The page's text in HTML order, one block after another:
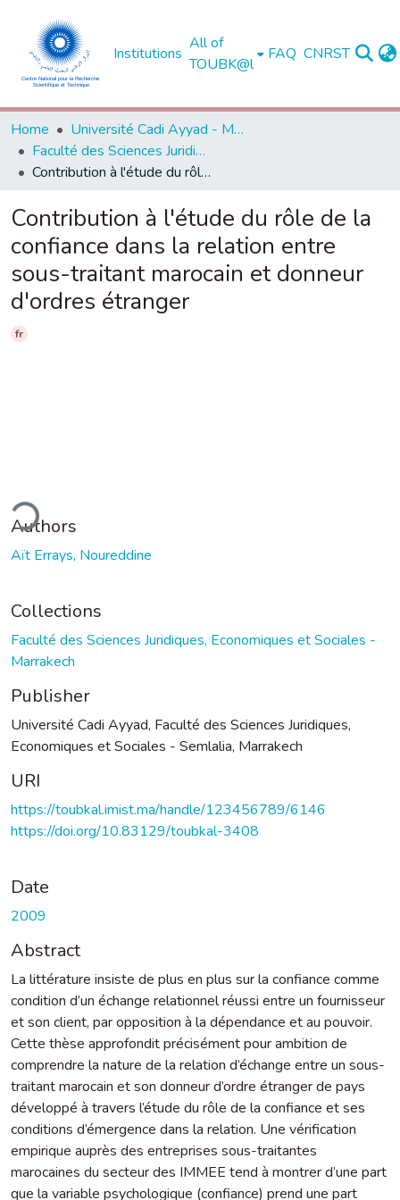
Institutions
All of
TOUBK@l
FAQ CNRST
Home
Université Cadi Ayyad - Marrakech
Faculté des Sciences Juridiques, Economiques et Sociales - Marrakech
Contribution à l'étude du rôle de la confiance dans la relation entre sous-traitant marocain et donneur d'ordres étranger
Contribution à l'étude du rôle de la
confiance dans la relation entre
sous-traitant marocain et donneur
d'ordres étranger
fr
Authors
Aït Errays, Noureddine
Collections
Faculté des Sciences Juridiques, Economiques et Sociales -
Marrakech
Publisher
Université Cadi Ayyad, Faculté des Sciences Juridiques,
Economiques et Sociales - Semlalia, Marrakech
URI
https://toubkal.imist.ma/handle/123456789/6146
https://doi.org/10.83129/toubkal-3408
Date
2009
Abstract
La littérature insiste de plus en plus sur la confiance comme
condition d’un échange relationnel réussi entre un fournisseur
et son client, par opposition à la dépendance et au pouvoir.
Cette thèse approfondit précisément pour ambition de
comprendre la nature de la relation d’échange entre un sous-
traitant marocain et son donneur d’ordre étranger de pays
développé à travers l’étude du rôle de la confiance et ses
conditions d’émergence dans la relation. Une vérification
empirique auprès des entreprises sous-traitantes
marocaines du secteur des IMMEE tend à montrer d’une part
que la variable psychologique (confiance) prend une part